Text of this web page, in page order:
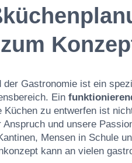
der Gastronomie ist ein
Ein
Küchen zu entwerfen ist
und unsere
Mensen in Schule
kann an vielen